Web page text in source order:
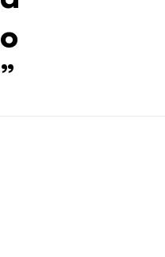
o
”